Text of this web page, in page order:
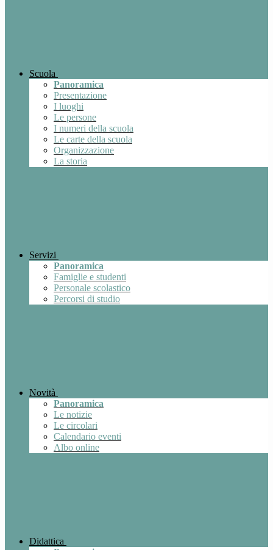
Scuola
Panoramica
Presentazione
I luoghi
Le persone
I numeri della scuola
Le carte della scuola
Organizzazione
La storia
Servizi
Panoramica
Famiglie e studenti
Personale scolastico
Percorsi di studio
Novità
Panoramica
Le notizie
Le circolari
Calendario eventi
Albo online
Didattica